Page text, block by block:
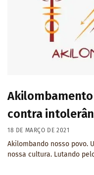
Akilombamento
contra
18 DE MARÇO DE 2021
Akilombando nosso povo.
nossa cultura. Lutando